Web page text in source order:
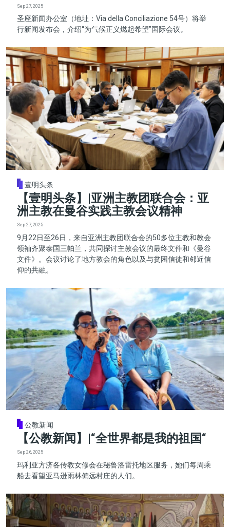
Sep 27, 2025
圣座新闻办公室（地址：Via della Conciliazione 54号）将举
行新闻发布会，介绍“为气候正义燃起希望”国际会议。
壹明头条
【壹明头条】|亚洲主教团联合会：亚
洲主教在曼谷实践主教会议精神
Sep 27, 2025
9月22日至26日，来自亚洲主教团联合会的50多位主教和教会
领袖齐聚泰国三帕兰，共同探讨主教会议的最终文件和《曼谷
文件》。会议讨论了地方教会的角色以及与贫困信徒和邻近信
仰的共融。
公教新闻
【公教新闻】|“全世界都是我的祖国“
Sep 26, 2025
玛利亚方济各传教女修会在秘鲁洛雷托地区服务，她们每周乘
船去看望亚马逊雨林偏远村庄的人们。